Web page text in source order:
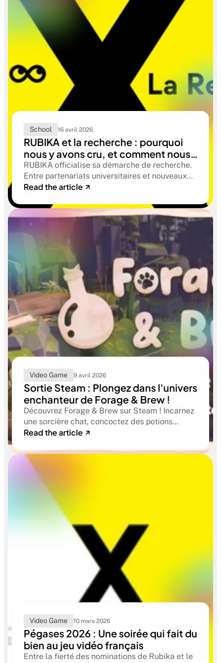
School 16 avril 2026
RUBIKA et la recherche : pourquoi
nous y avons cru, et comment nous
y sommes entrés
RUBIKA officialise sa démarche de recherche.
Entre partenariats universitaires et nouveaux
axes thématiques (éthique, neurodiversité, IA),
étudiants aux mutations de demain.
Read the article
Video Game 9 avril 2026
Sortie Steam : Plongez dans l'univers
enchanteur de Forage & Brew !
Découvrez Forage & Brew sur Steam ! Incarnez
une sorcière chat, concoctez des potions
magiques et explorez une forêt changeante
Read the article
Video Game 10 mars 2026
Pégases 2026 : Une soirée qui fait du
bien au jeu vidéo français
Entre la fierté des nominations de Rubika et le